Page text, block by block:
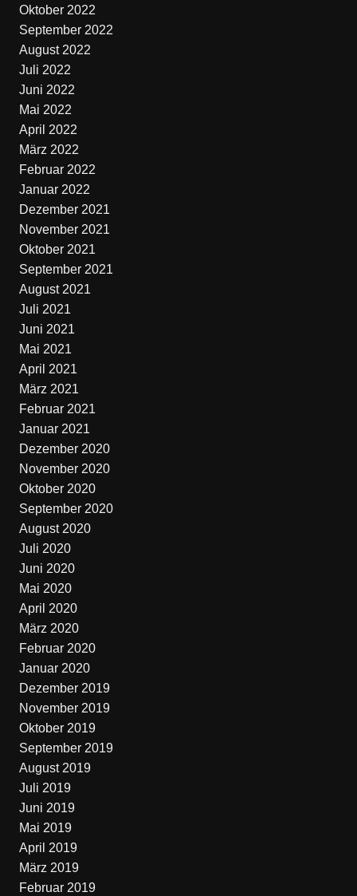
Oktober 2022
September 2022
August 2022
Juli 2022
Juni 2022
Mai 2022
April 2022
März 2022
Februar 2022
Januar 2022
Dezember 2021
November 2021
Oktober 2021
September 2021
August 2021
Juli 2021
Juni 2021
Mai 2021
April 2021
März 2021
Februar 2021
Januar 2021
Dezember 2020
November 2020
Oktober 2020
September 2020
August 2020
Juli 2020
Juni 2020
Mai 2020
April 2020
März 2020
Februar 2020
Januar 2020
Dezember 2019
November 2019
Oktober 2019
September 2019
August 2019
Juli 2019
Juni 2019
Mai 2019
April 2019
März 2019
Februar 2019